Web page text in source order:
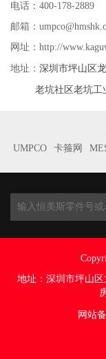
电话：400-178-2889
邮箱：
网址：http://
地址： 深圳市坪山区
老坑社区老坑工
UMPCO
卡箍网
地址： 深圳市坪山
网站